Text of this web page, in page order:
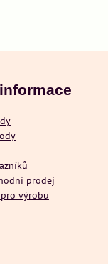
prodej
výrobu